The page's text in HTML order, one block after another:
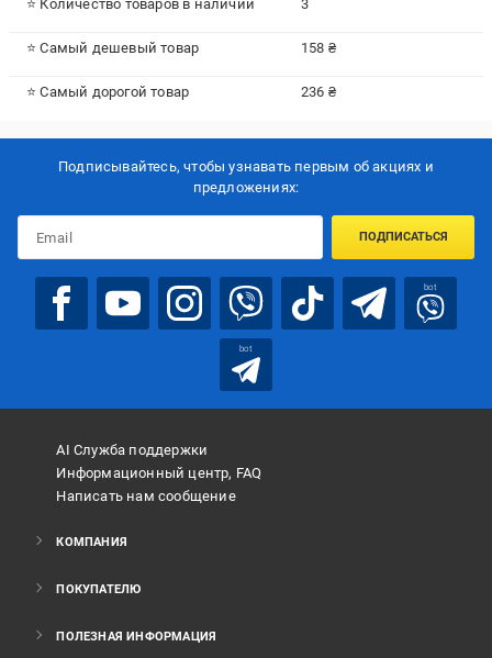
⭐ Количество товаров в наличии 3
⭐ Самый дешевый товар 158 ₴
⭐ Самый дорогой товар 236 ₴
Подписывайтесь, чтобы узнавать первым об акцияx и
предложениях:
ПОДПИСАТЬСЯ
bot
bot
AI Служба поддержки
Информационный центр, FAQ
Написать нам сообщение
КОМПАНИЯ
ПОКУПАТЕЛЮ
ПОЛЕЗНАЯ ИНФОРМАЦИЯ